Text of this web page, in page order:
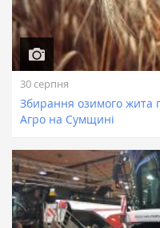
30 серпня
Збирання озимого жита
Агро на Сумщині